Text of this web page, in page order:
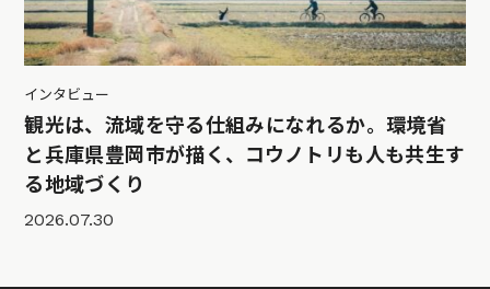
インタビュー
観光は、流域を守る仕組みになれるか。環境省
と兵庫県豊岡市が描く、コウノトリも人も共生す
る地域づくり
2026.07.30